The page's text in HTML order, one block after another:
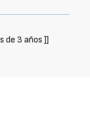
de 3 años ]]